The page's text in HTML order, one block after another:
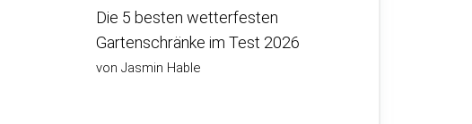
Die 5 besten wetterfesten
Gartenschränke im Test 2026
von Jasmin Hable